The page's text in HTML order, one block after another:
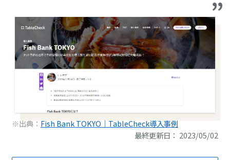
※出典： Fish Bank TOKYO｜TableCheck導入事例
最終更新日： 2023/05/02